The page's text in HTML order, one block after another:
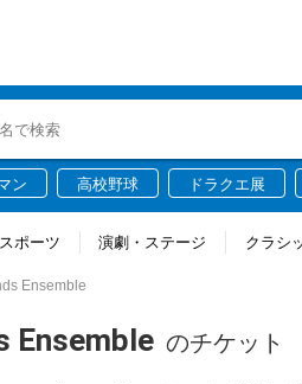
ン 高校野球 ドラクエ展
スポーツ 演劇・ステージ クラシ
Ensemble
Ensemble のチケット